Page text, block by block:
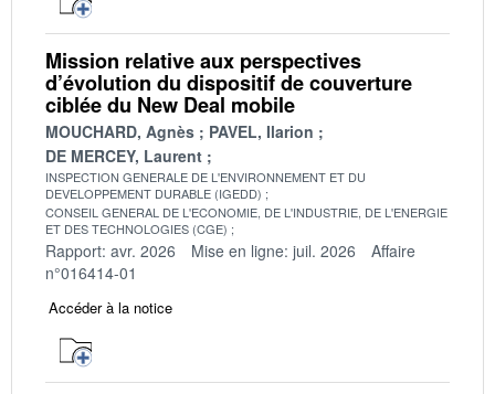
Mission relative aux perspectives
d’évolution du dispositif de couverture
ciblée du New Deal mobile
MOUCHARD, Agnès
PAVEL, Ilarion
DE MERCEY, Laurent
INSPECTION GENERALE DE L'ENVIRONNEMENT ET DU
DEVELOPPEMENT DURABLE (IGEDD)
CONSEIL GENERAL DE L'ECONOMIE, DE L'INDUSTRIE, DE L'ENERGIE
ET DES TECHNOLOGIES (CGE)
Rapport: avr. 2026 Mise en ligne: juil. 2026
Affaire
n°016414-01
Accéder à la notice